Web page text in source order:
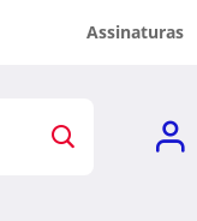
Assinaturas